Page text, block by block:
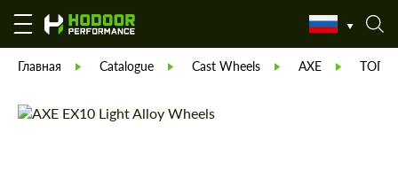
Главная Catalogue Cast Wheels AXE